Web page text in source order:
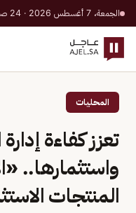
الجمعة، 7 أغسطس 2026 · 24 صفر 1448 هـ
المحليات
تعزز كفاءة
واستثمارها..
المنتجات